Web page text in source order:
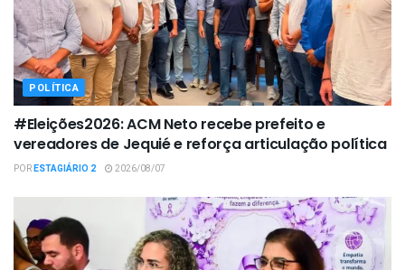
POLÍTICA
#Eleições2026: ACM Neto recebe prefeito e
vereadores de Jequié e reforça articulação política
PORESTAGIÁRIO 2 2026/08/07